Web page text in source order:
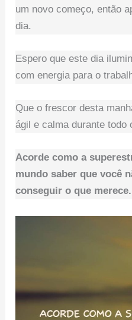
um novo começo, então
dia.
Espero que este dia
com energia para o
Que o frescor desta
ágil e calma durante todo
Acorde como a
mundo saber que você
conseguir o que